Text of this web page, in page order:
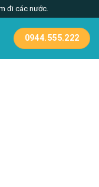
đi các nước.
0944.555.222